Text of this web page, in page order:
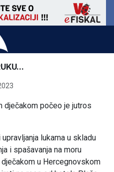
dječakom počeo je jutros
lukama u skladu
i spašavanja na moru
u Hercegnovskom